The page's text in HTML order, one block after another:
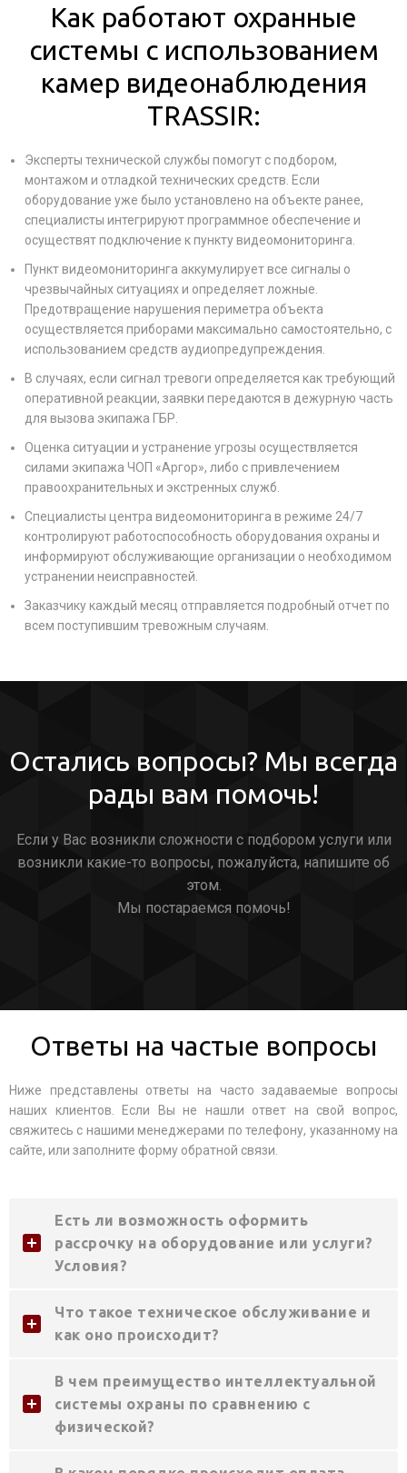
Как работают охранные
системы с использованием
камер видеонаблюдения
TRASSIR:
Эксперты технической службы помогут с подбором,
монтажом и отладкой технических средств. Если
оборудование уже было установлено на объекте ранее,
специалисты интегрируют программное обеспечение и
осуществят подключение к пункту видеомониторинга.
Пункт видеомониторинга аккумулирует все сигналы о
чрезвычайных ситуациях и определяет ложные.
Предотвращение нарушения периметра объекта
осуществляется приборами максимально самостоятельно, с
использованием средств аудиопредупреждения.
В случаях, если сигнал тревоги определяется как требующий
оперативной реакции, заявки передаются в дежурную часть
для вызова экипажа ГБР.
Оценка ситуации и устранение угрозы осуществляется
силами экипажа ЧОП «Аргор», либо с привлечением
правоохранительных и экстренных служб.
Специалисты центра видеомониторинга в режиме 24/7
контролируют работоспособность оборудования охраны и
информируют обслуживающие организации о необходимом
устранении неисправностей.
Заказчику каждый месяц отправляется подробный отчет по
всем поступившим тревожным случаям.
Остались вопросы? Мы всегда
рады вам помочь!
Если у Вас возникли сложности с подбором услуги или
возникли какие-то вопросы, пожалуйста, напишите об
этом.
Мы постараемся помочь!
Ответы на частые вопросы
Ниже представлены ответы на часто задаваемые вопросы
наших клиентов. Если Вы не нашли ответ на свой вопрос,
свяжитесь с нашими менеджерами по телефону, указанному на
сайте, или заполните форму обратной связи.
Есть ли возможность оформить
рассрочку на оборудование или услуги?
Условия?
Что такое техническое обслуживание и
как оно происходит?
В чем преимущество интеллектуальной
системы охраны по сравнению с
физической?